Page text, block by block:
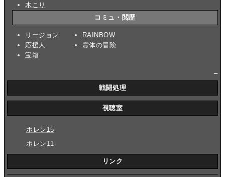
木こり
コミュ・閲歴
リージョン
応援人
宝箱
RAINBOW
霊体の冒険
戦闘処理
視聴室
ポレン15
ポレン11-
リンク